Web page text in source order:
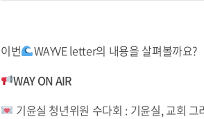
이번
WAYVE letter의 내용을 살펴볼까요?
WAY ON AIR
기윤실 청년위원 수다회 : 기윤실, 교회 그